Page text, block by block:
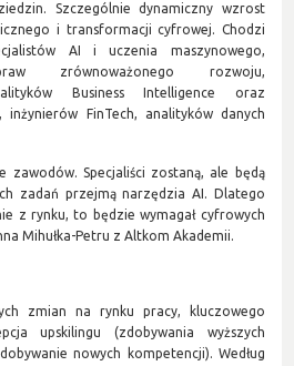
Szczególnie dynamiczny wzrost
i transformacji cyfrowej. Chodzi
AI i uczenia maszynowego,
zrównoważonego rozwoju,
Business Intelligence oraz
inżynierów FinTech, analityków danych
zawodów. Specjaliści zostaną, ale będą
zadań przejmą narzędzia AI. Dlatego
z rynku, to będzie wymagał cyfrowych
Mihułka-Petru z Altkom Akademii.
zmian na rynku pracy, kluczowego
upskilingu (zdobywania wyższych
nowych kompetencji). Według